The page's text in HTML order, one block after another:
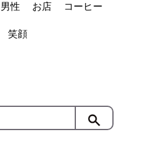
男性 お店 コーヒー
笑顔